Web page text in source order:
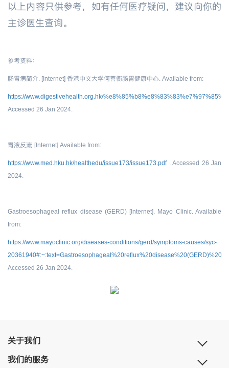
以上内容只供参考，如有任何医疗疑问，建议向你的
主诊医生查询。
参考资料：
肠胃病简介. [Internet] 香港中文大学何善衡肠胃健康中心. Available from:
https://www.digestivehealth.org.hk/
Accessed 26 Jan 2024.
胃液反流 [Internet] Available from:
https://www.med.hku.hk/healthedu/issue173/issue173.pdf. Accessed 26 Jan
2024.
Gastroesophageal reflux disease (GERD) [Internet]. Mayo Clinic. Available
from:
https://www.mayoclinic.org/diseases-conditions/gerd/symptoms-causes/syc-
Accessed 26 Jan 2024.
关于我们
我们的服务